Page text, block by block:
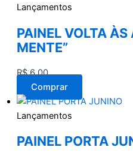
Lançamentos
PAINEL VOLTA
MENTE”
R$6,00
Comprar
Lançamentos
PAINEL PORTA